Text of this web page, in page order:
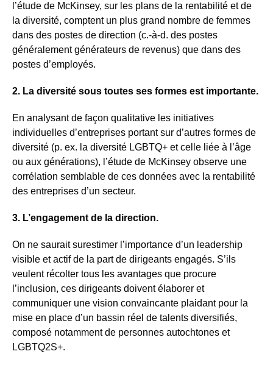
l’étude de McKinsey, sur les plans de la rentabilité et de
la diversité, comptent un plus grand nombre de femmes
dans des postes de direction (c.-à-d. des postes
généralement générateurs de revenus) que dans des
postes d’employés.
2. La diversité sous toutes ses formes est importante.
En analysant de façon qualitative les initiatives
individuelles d’entreprises portant sur d’autres formes de
diversité (p. ex. la diversité LGBTQ+ et celle liée à l’âge
ou aux générations), l’étude de McKinsey observe une
corrélation semblable de ces données avec la rentabilité
des entreprises d’un secteur.
3. L’engagement de la direction.
On ne saurait surestimer l’importance d’un leadership
visible et actif de la part de dirigeants engagés. S’ils
veulent récolter tous les avantages que procure
l’inclusion, ces dirigeants doivent élaborer et
communiquer une vision convaincante plaidant pour la
mise en place d’un bassin réel de talents diversifiés,
composé notamment de personnes autochtones et
LGBTQ2S+.